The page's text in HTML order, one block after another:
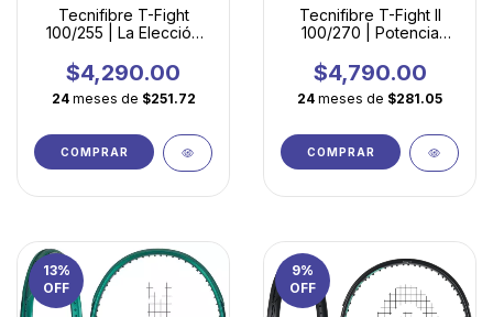
Tecnifibre T-Fight
100/255 | La Elección
Iniciarse en el Tenis
Competitivo
$4,290.00
24 meses de $251.72
COMPRAR
Tecnifibre T-Fight II
100/270 | Potencia
en Desarrollo
$4,790.00
24 meses de $281.05
COMPRAR
13%
OFF
9%
OFF